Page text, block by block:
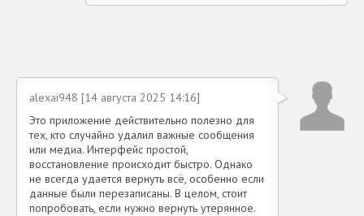
alexai948 [14 августа 2025 14:16]
Это приложение действительно полезно для
тех, кто случайно удалил важные сообщения
или медиа. Интерфейс простой,
восстановление происходит быстро. Однако
не всегда удается вернуть всё, особенно если
данные были перезаписаны. В целом, стоит
попробовать, если нужно вернуть утерянное.